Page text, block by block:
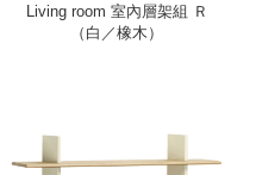
Living room 室內層架組 Ｒ
（白／橡木）